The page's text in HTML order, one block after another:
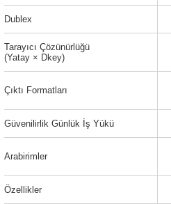
Dublex
Tarayıcı Çözünürlüğü
(Yatay × Dkey)
Çıktı Formatları
Güvenilirlik Günlük İş Yükü
Arabirimler
Özellikler